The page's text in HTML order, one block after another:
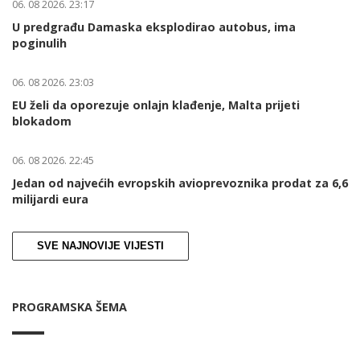
06. 08 2026. 23:17
U predgrađu Damaska eksplodirao autobus, ima
poginulih
06. 08 2026. 23:03
EU želi da oporezuje onlajn klađenje, Malta prijeti
blokadom
06. 08 2026. 22:45
Jedan od najvećih evropskih avioprevoznika prodat za 6,6
milijardi eura
SVE NAJNOVIJE VIJESTI
PROGRAMSKA ŠEMA